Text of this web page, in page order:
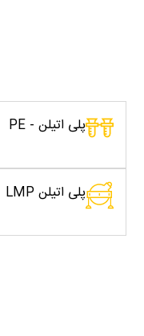
پلی اتیلن - PE
پلی اتیلن LMP